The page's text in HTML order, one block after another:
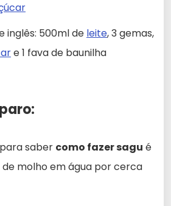
inglês: 500ml de leite, 3 gemas,
e 1 fava de baunilha
saber como fazer sagu é
de molho em água por cerca